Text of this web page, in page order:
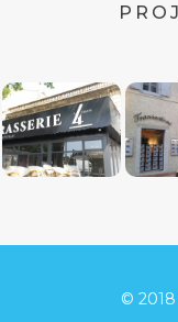
© 2018